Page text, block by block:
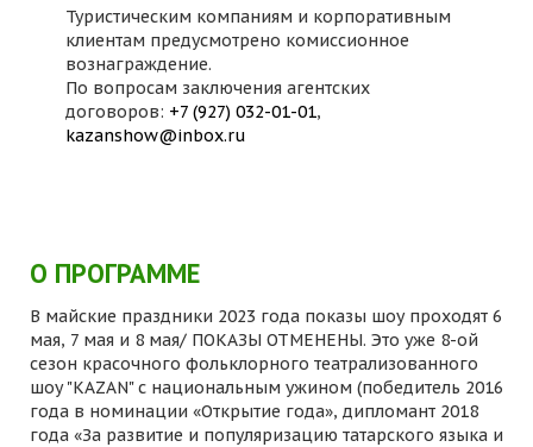
Туристическим компаниям и корпоративным
клиентам предусмотрено комиссионное
вознаграждение.
По вопросам заключения агентских
договоров: +7 (927) 032-01-01,
kazanshow@inbox.ru
О ПРОГРАММЕ
В майские праздники 2023 года показы шоу проходят 6
мая, 7 мая и 8 мая/ ПОКАЗЫ ОТМЕНЕНЫ. Это уже 8-ой
сезон красочного фольклорного театрализованного
шоу "KAZAN" с национальным ужином (победитель 2016
года в номинации «Открытие года», дипломант 2018
года «За развитие и популяризацию татарского языка и